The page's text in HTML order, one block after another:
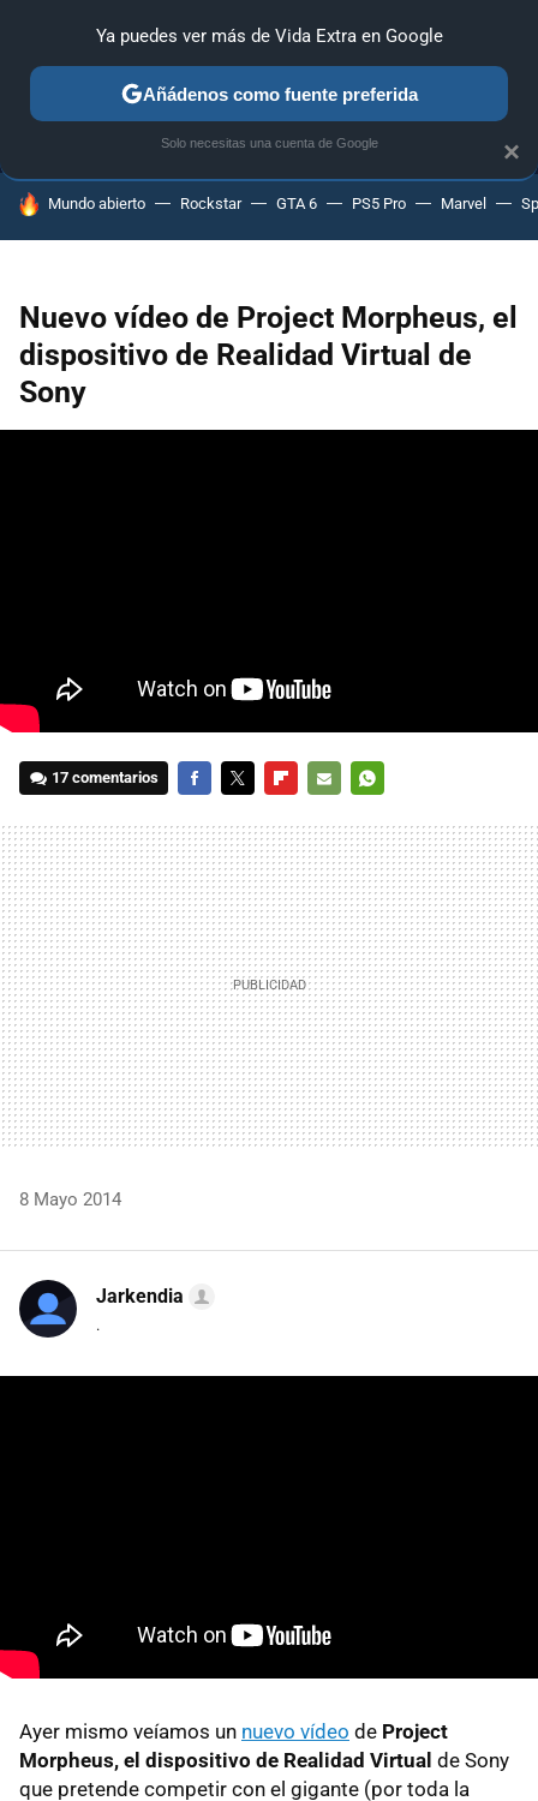
MENÚ NUEVO
GUÍAS Y TRUCOS PC SONY
HOY SE HABLA DE
Mundo abierto Rockstar GTA 6 PS5 Pro Marvel
Nuevo vídeo de Project Morpheus, el
dispositivo de Realidad Virtual de
Sony
17 comentarios
MAIL
8 Mayo 2014
Jarkendia
.
Ayer mismo veíamos un nuevo vídeo de Project
Morpheus, el dispositivo de Realidad Virtual de Sony
que pretende competir con el gigante (por toda la
×
Ya puedes ver más de Vida Extra en Google
Añádenos como fuente preferida
Solo necesitas una cuenta de Google